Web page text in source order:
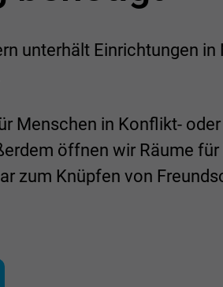
unterhält Einrichtungen in
Menschen in Konflikt-
öffnen wir Räume für
zum Knüpfen von